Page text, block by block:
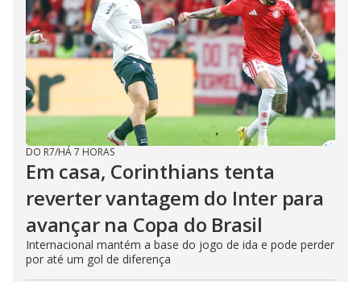
DO R7/HÁ 7 HORAS
Em casa, Corinthians tenta
reverter vantagem do Inter para
avançar na Copa do Brasil
Internacional mantém a base do jogo de ida e pode perder
por até um gol de diferença